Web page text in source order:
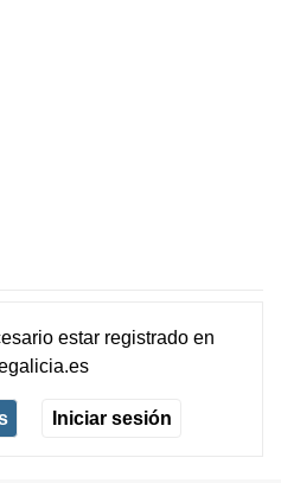
estar registradoen
Iniciar sesión